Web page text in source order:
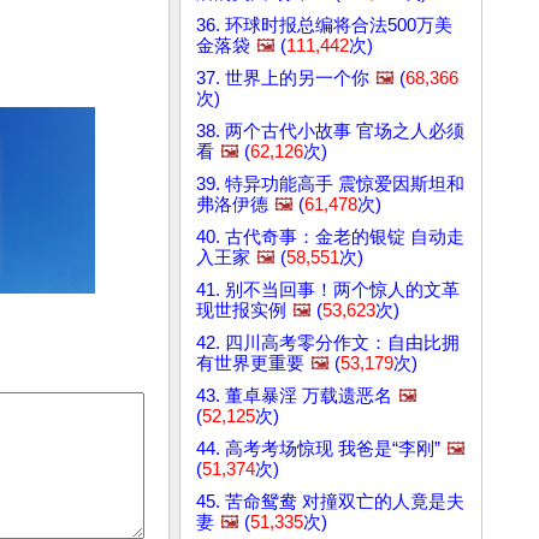
36. 环球时报总编将合法500万美
金落袋 🖼️ (111,442次)
37. 世界上的另一个你 🖼️ (68,366
次)
38. 两个古代小故事 官场之人必须
看 🖼️ (62,126次)
39. 特异功能高手 震惊爱因斯坦和
弗洛伊德 🖼️ (61,478次)
40. 古代奇事：金老的银锭 自动走
入王家 🖼️ (58,551次)
41. 别不当回事！两个惊人的文革
现世报实例 🖼️ (53,623次)
42. 四川高考零分作文：自由比拥
有世界更重要 🖼️ (53,179次)
43. 董卓暴淫 万载遗恶名 🖼️
(52,125次)
44. 高考考场惊现 我爸是“李刚” 🖼️
(51,374次)
45. 苦命鸳鸯 对撞双亡的人竟是夫
妻 🖼️ (51,335次)